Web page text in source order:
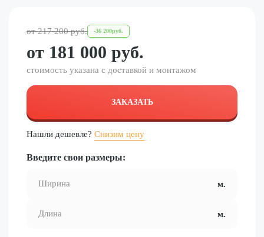
от217 200 руб. -36 200руб.
от 181 000 руб.
стоимость указана с доставкой и монтажом
ЗАКАЗАТЬ
Нашли дешевле? Снизим цену
Введите свои размеры: